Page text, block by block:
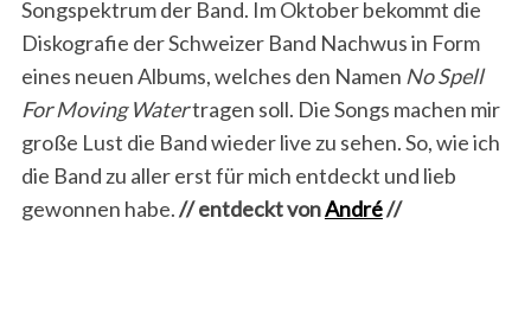
Songspektrum der Band. Im Oktober bekommt die
Diskografie der Schweizer Band Nachwus in Form
eines neuen Albums, welches den Namen No Spell
For Moving Watertragen soll. Die Songs machen mir
große Lust die Band wieder live zu sehen. So, wie ich
die Band zu aller erst für mich entdeckt und lieb
gewonnen habe.// entdeckt vonAndré//